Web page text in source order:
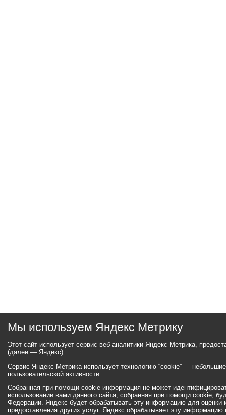
Мы используем Яндекс Метрику
Этот сайт использует сервис веб-аналитики Яндекс Метрика,
(далее — Яндекс).
Сервис Яндекс Метрика использует технологию “cookie” —
пользовательской активности.
Собранная при помощи cookie информация не может
использовании вами данного сайта, собранная при помощи cookie,
Федерации. Яндекс будет обрабатывать эту информацию для оценки
предоставления других услуг. Яндекс обрабатывает эту